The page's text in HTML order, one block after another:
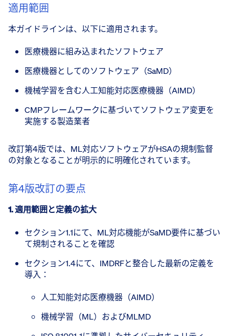
適用範囲
本ガイドラインは、以下に適用されます。
医療機器に組み込まれたソフトウェア
医療機器としてのソフトウェア（SaMD）
機械学習を含む人工知能対応医療機器（AIMD）
CMPフレームワークに基づいてソフトウェア変更を
実施する製造業者
改訂第4版では、ML対応ソフトウェアがHSAの規制監督
の対象となることが明示的に明確化されています。
第4版改訂の要点
1. 適用範囲と定義の拡大
セクション1.1にて、ML対応機能がSaMD要件に基づい
て規制されることを確認
セクション1.4にて、IMDRFと整合した最新の定義を
導入：
人工知能対応医療機器（AIMD）
機械学習（ML）およびMLMD